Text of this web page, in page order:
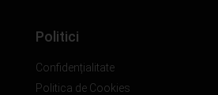
Politici
Confidențialitate
Politica de Cookies